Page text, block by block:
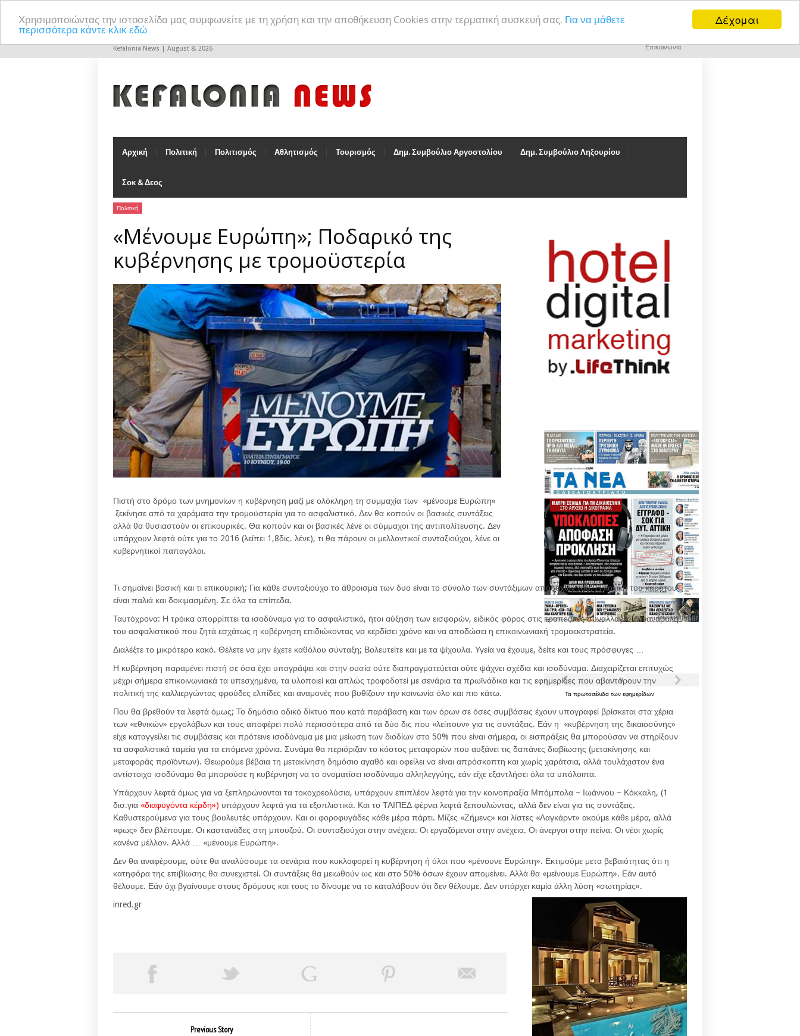
Δέχομαι
Χρησιμοποιώντας την ιστοσελίδα μας συμφωνείτε με τη χρήση και την αποθήκευση Cookies στην τερματική συσκευή σας. Για να μάθετε
περισσότερα κάντε κλικ εδώ
Kefalonia News | August 8, 2026 Επικοινωνία
Αρχική Πολιτική Πολιτισμός Αθλητισμός Τουρισμός Δημ. Συμβούλιο Αργοστολίου Δημ. Συμβούλιο Ληξουρίου
Σοκ & Δεος
Πολιτική
«Μένουμε Ευρώπη»; Ποδαρικό της
κυβέρνησης με τρομοϋστερία
Πιστή στο δρόμο των μνημονίων η κυβέρνηση μαζί με ολόκληρη τη συμμαχία των «μένουμε Ευρώπη»
ξεκίνησε από τα χαράματα την τρομοϋστερία για το ασφαλιστικό. Δεν θα κοπούν οι βασικές συντάξεις
αλλά θα θυσιαστούν οι επικουρικές. Θα κοπούν και οι βασικές λένε οι σύμμαχοι της αντιπολίτευσης. Δεν
υπάρχουν λεφτά ούτε για το 2016 (λείπει 1,8δις. λένε), τι θα πάρουν οι μελλοντικοί συνταξιούχοι, λένε οι
κυβερνητικοί παπαγάλοι.
Τι σημαίνει βασική και τι επικουρική; Για κάθε συνταξιούχο το άθροισμα των δυο είναι το σύνολο των συντάξιμων αποδοχών του. Η λογική του καρότου
είναι παλιά και δοκιμασμένη. Σε όλα τα επίπεδα.
Ταυτόχρονα: Η τρόικα απορρίπτει τα ισοδύναμα για το ασφαλιστικό, ήτοι αύξηση των εισφορών, ειδικός φόρος στις τραπεζικές συναλλαγές και αναβολή
του ασφαλιστικού που ζητά εσχάτως η κυβέρνηση επιδιώκοντας να κερδίσει χρόνο και να αποδώσει η επικοινωνιακή τρομοεκστρατεία.
Διαλέξτε το μικρότερο κακό. Θέλετε να μην έχετε καθόλου σύνταξη; Βολευτείτε και με τα ψίχουλα. Υγεία να έχουμε, δείτε και τους πρόσφυγες …
Η κυβέρνηση παραμένει πιστή σε όσα έχει υπογράψει και στην ουσία ούτε διαπραγματεύεται ούτε ψάχνει σχέδια και ισοδύναμα. Διαχειρίζεται επιτυχώς
μέχρι σήμερα επικοινωνιακά τα υπεσχημένα, τα υλοποιεί και απλώς τροφοδοτεί με σενάρια τα πρωϊνάδικα και τις εφημερίδες που αβαντάρουν την
πολιτική της καλλιεργώντας φρούδες ελπίδες και αναμονές που βυθίζουν την κοινωνία όλο και πιο κάτω.
Που θα βρεθούν τα λεφτά όμως; Το δημόσιο οδικό δίκτυο που κατά παράβαση και των όρων σε όσες συμβάσεις έχουν υπογραφεί βρίσκεται στα χέρια
των «εθνικών» εργολάβων και τους αποφέρει πολύ περισσότερα από τα δύο δις που «λείπουν» για τις συντάξεις. Εάν η «κυβέρνηση της δικαιοσύνης»
είχε καταγγείλει τις συμβάσεις και πρότεινε ισοδύναμα με μια μείωση των διοδίων στο 50% που είναι σήμερα, οι εισπράξεις θα μπορούσαν να στηρίξουν
τα ασφαλιστικά ταμεία για τα επόμενα χρόνια. Συνάμα θα περιόριζαν το κόστος μεταφορών που αυξάνει τις δαπάνες διαβίωσης (μετακίνησης και
μεταφοράς προϊόντων). Θεωρούμε βέβαια τη μετακίνηση δημόσιο αγαθό και οφείλει να είναι απρόσκοπτη και χωρίς χαράτσια, αλλά τουλάχιστον ένα
αντίστοιχο ισοδύναμο θα μπορούσε η κυβέρνηση να το ονοματίσει ισοδύναμο αλληλεγγύης, εάν είχε εξαντλήσει όλα τα υπόλοιπα.
Υπάρχουν λεφτά όμως για να ξεπληρώνονται τα τοκοχρεολύσια, υπάρχουν επιπλέον λεφτά για την κοινοπραξία Μπόμπολα – Ιωάννου – Κόκκαλη, (1
δισ.για «διαφυγόντα κέρδη») υπάρχουν λεφτά για τα εξοπλιστικά. Και το ΤΑΙΠΕΔ φέρνει λεφτά ξεπουλώντας, αλλά δεν είναι για τις συντάξεις.
Καθυστερούμενα για τους βουλευτές υπάρχουν. Και οι φοροφυγάδες κάθε μέρα πάρτι. Μίζες «Ζήμενς» και λίστες «Λαγκάρντ» ακούμε κάθε μέρα, αλλά
«φως» δεν βλέπουμε. Οι καστανάδες στη μπουζού. Οι συνταξιούχοι στην ανέχεια. Οι εργαζόμενοι στην ανέχεια. Οι άνεργοι στην πείνα. Οι νέοι χωρίς
κανένα μέλλον. Αλλά … «μένουμε Ευρώπη».
Δεν θα αναφέρουμε, ούτε θα αναλύσουμε τα σενάρια που κυκλοφορεί η κυβέρνηση ή όλοι που «μένουνε Ευρώπη». Εκτιμούμε μετα βεβαιότητας ότι η
κατηφόρα της επιβίωσης θα συνεχιστεί. Οι συντάξεις θα μειωθούν ως και στο 50% όσων έχουν απομείνει. Αλλά θα «μείνουμε Ευρώπη». Εάν αυτό
θέλουμε. Εάν όχι βγαίνουμε στους δρόμους και τους το δίνουμε να το καταλάβουν ότι δεν θέλουμε. Δεν υπάρχει καμία άλλη λύση «σωτηρίας».
inred.gr
Previous Story
Τα πρωτοσέλιδα των εφημερίδων